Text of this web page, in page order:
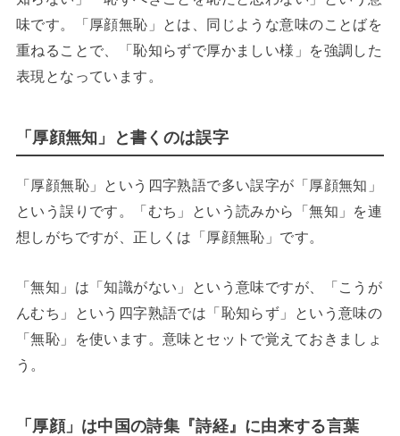
味です。「厚顔無恥」とは、同じような意味のことばを
重ねることで、「恥知らずで厚かましい様」を強調した
表現となっています。
「厚顔無知」と書くのは誤字
「厚顔無恥」という四字熟語で多い誤字が「厚顔無知」
という誤りです。「むち」という読みから「無知」を連
想しがちですが、正しくは「厚顔無恥」です。
「無知」は「知識がない」という意味ですが、「こうが
んむち」という四字熟語では「恥知らず」という意味の
「無恥」を使います。意味とセットで覚えておきましょ
う。
「厚顔」は中国の詩集『詩経』に由来する言葉